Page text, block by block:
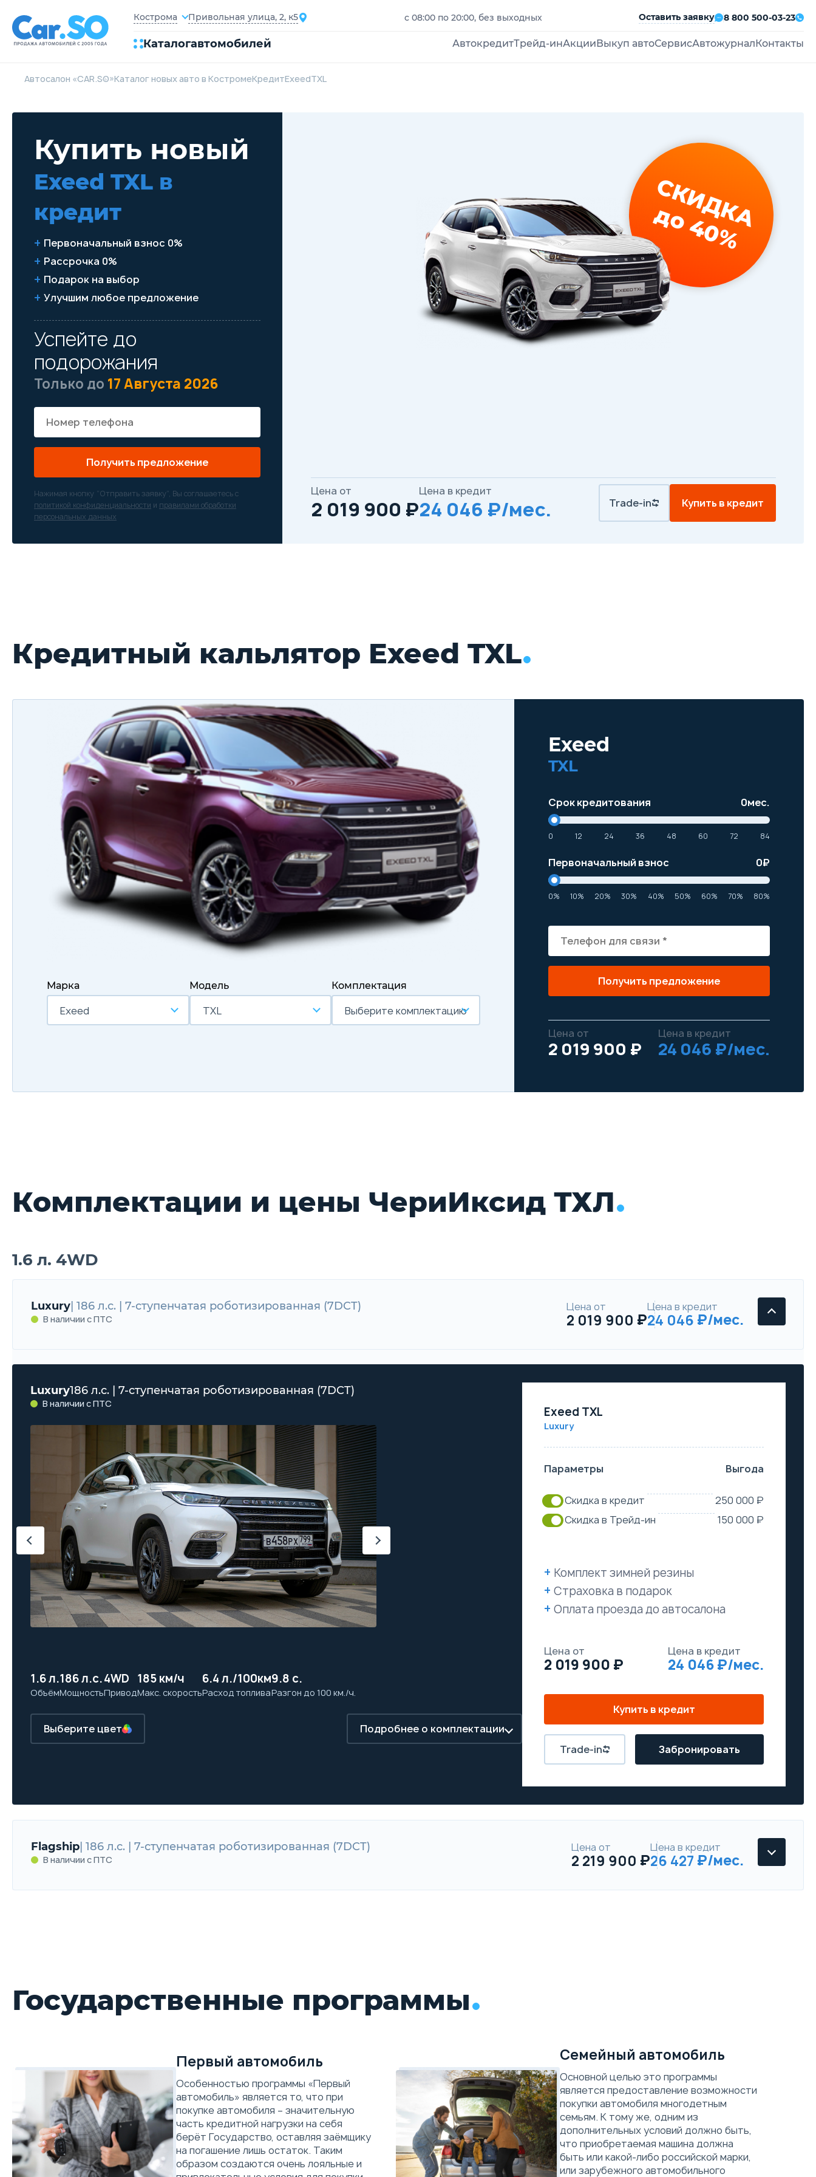
Кострома Привольная улица, 2, к5 с 08:00 по 20:00, без выходных Оставить заявку 8 800 500-03-23
Каталогавтомобилей АвтокредитТрейд-инАкции Выкуп автоСервисАвтожурнал Контакты
Автосалон «CAR.SO»Каталог новых авто в КостромеКредитExeedTXL
Купить новый
Exeed TXL в
кредит
Первоначальный взнос 0%
Рассрочка 0%
Подарок на выбор
Улучшим любое предложение
Успейте до
подорожания
Только до 17 Августа 2026
Получить предложение
Нажимая кнопку “Отправить заявку”, Вы соглашаетесь с
политикой конфиденциальности и правилами обработки
персональных данных
СКИДКА
до 40%
Цена от
2 019 900 ₽
Цена в кредит
24 046 ₽/мес. Trade-in Купить в кредит
Кредитный кальлятор Exeed TXL
Марка
Exeed
Модель
TXL
Комплектация
Выберите комплектацию
Exeed
TXL
Срок кредитования 0мес.
0 12 24 36 48 60 72 84
Первоначальный взнос 0₽
0% 10% 20% 30% 40% 50% 60% 70% 80%
Получить предложение
Цена от
2 019 900 ₽
Цена в кредит
24 046 ₽/мес.
Комплектации и цены ЧериИксид ТХЛ
1.6 л. 4WD
Luxury | 186 л.с. | 7-ступенчатая роботизированная (7DCT)
В наличии с ПТС
Цена от
2 019 900
Цена в кредит
24 046
Luxury186 л.с. | 7-ступенчатая роботизированная (7DCT)
В наличии с ПТС
1.6 л.
Объём
186 л.с.
Мощность
4WD
Привод
185 км/ч
Макс. скорость
6.4 л./100км
Расход топлива
9.8 с.
Разгон до 100 км./ч.
Выберите цвет Подробнее о комплектации
Exeed TXL
Luxury
Параметры Выгода
Скидка в кредит
250 000 ₽
Скидка в Трейд-ин
150 000 ₽
Комплект зимней резины
Страховка в подарок
Оплата проезда до автосалона
Цена от
2 019 900
Цена в кредит
24 046
Купить в кредит
Trade-in Забронировать
Flagship | 186 л.с. | 7-ступенчатая роботизированная (7DCT)
В наличии с ПТС
Цена от
2 219 900
Цена в кредит
26 427
Скидка в Трейд-ин
150 000 ₽
Комплект зимней резины
Страховка в подарок
Оплата проезда до автосалона
Государственные программы
Первый автомобиль
Особенностью программы «Первый
автомобиль» является то, что при
покупке автомобиля – значительную
часть кредитной нагрузки на себя
берёт Государство, оставляя заёмщику
на погашение лишь остаток. Таким
образом создаются очень лояльные и
Семейный автомобиль
Основной целью это программы
является предоставление возможности
покупки автомобиля многодетным
семьям. К тому же, одним из
дополнительных условий должно быть,
что приобретаемая машина должна
быть или какой-либо российской марки,
или зарубежного автомобильного